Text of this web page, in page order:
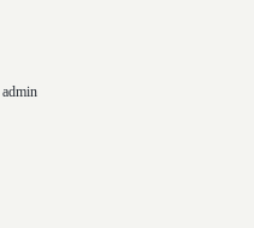
admin